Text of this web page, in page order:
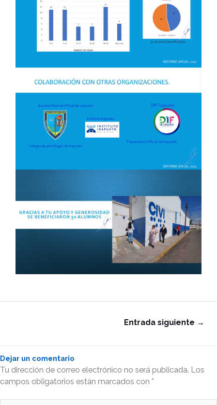
Entrada siguiente →
Dejar un comentario
Tu dirección de correo electrónico no será publicada. Los
campos obligatorios están marcados con *